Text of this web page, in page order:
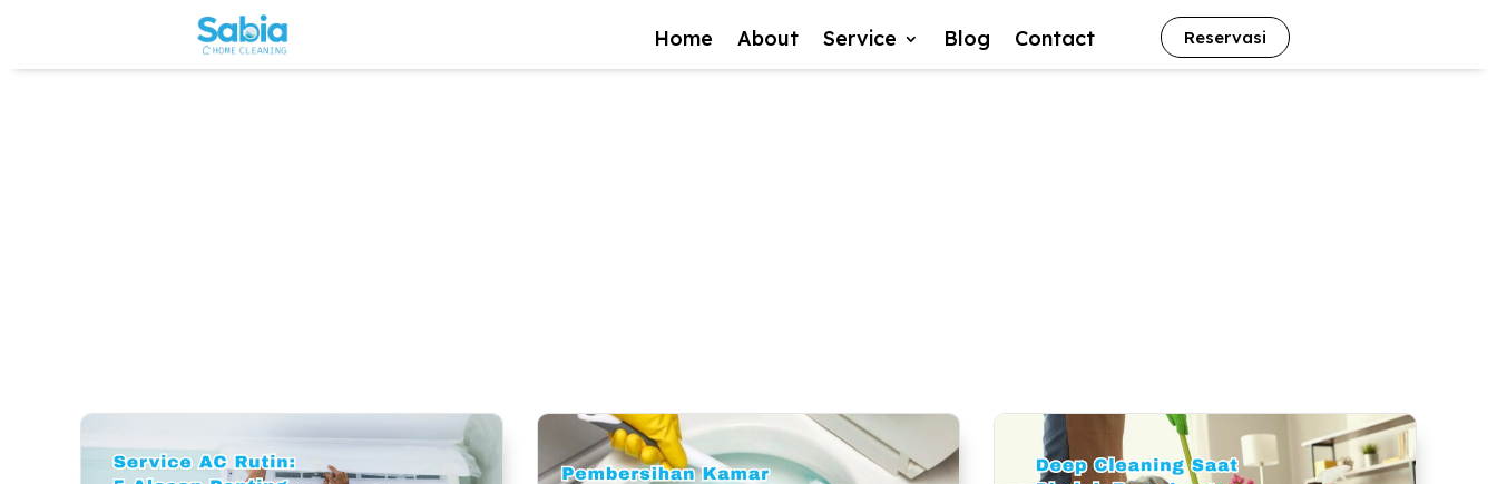
Home About Service Blog Contact Reservasi